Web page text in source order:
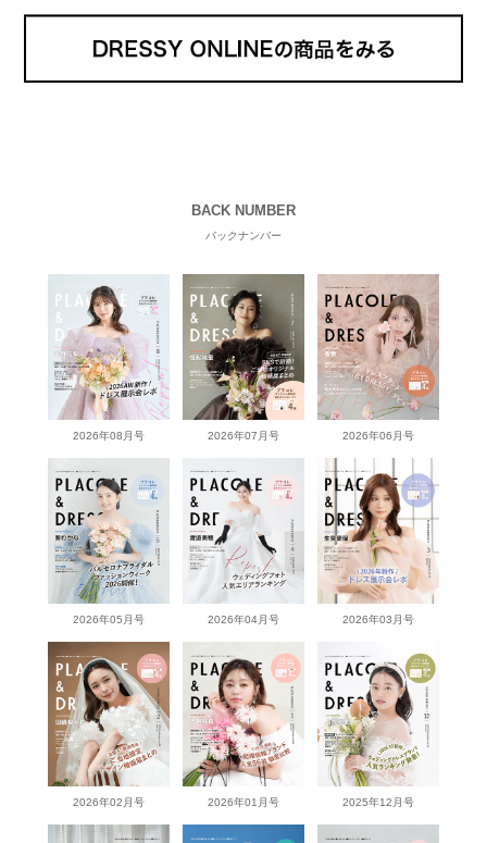
BACK NUMBER
バックナンバー
2026年08月号 2026年07月号 2026年06月号
2026年05月号 2026年04月号 2026年03月号
2026年02月号 2026年01月号 2025年12月号